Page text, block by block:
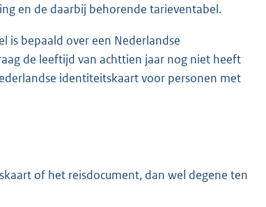
en de daarbij behorende tarieventabel.
is bepaald over een Nederlandse
de leeftijd van achttien jaar nog niet heeft
identiteitskaart voor personen met
of het reisdocument, dan wel degene ten